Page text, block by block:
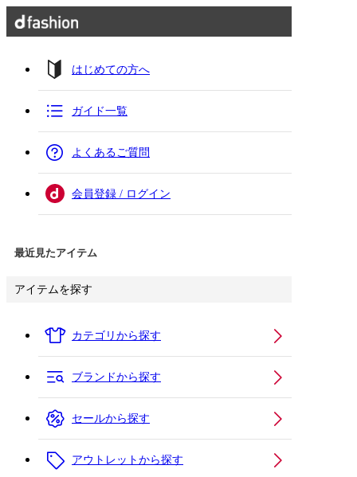
はじめての方へ
ガイド一覧
よくあるご質問
会員登録 / ログイン
最近見たアイテム
アイテムを探す
カテゴリから探す
ブランドから探す
セールから探す
アウトレットから探す